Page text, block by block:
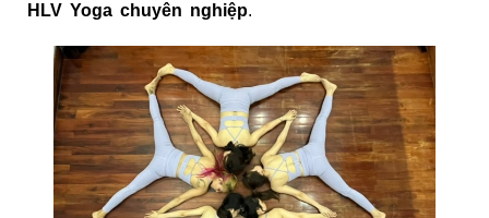
HLV Yoga chuyên nghiệp.